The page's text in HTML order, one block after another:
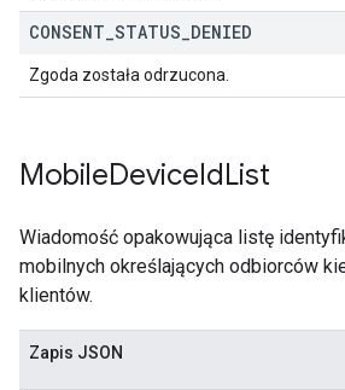
CONSENT STATUS DENIED
Zgoda została odrzucona.
MobileDeviceIdList
Wiadomość opakowująca listę
mobilnych określających odbiorców
klientów.
Zapis JSON